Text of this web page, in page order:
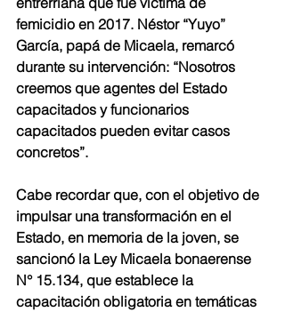
femicidio en 2017. Néstor “Yuyo”
García, papá de Micaela, remarcó
durante su intervención: “Nosotros
creemos que agentes del Estado
capacitados y funcionarios
capacitados pueden evitar casos
concretos”.
Cabe recordar que, con el objetivo de
impulsar una transformación en el
Estado, en memoria de la joven, se
sancionó la Ley Micaela bonaerense
N° 15.134, que establece la
capacitación obligatoria en temáticas